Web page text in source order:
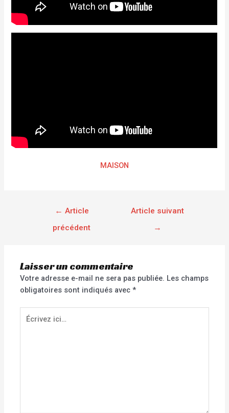
MAISON
← Article
précédent
Article suivant
→
Laisser un commentaire
Votre adresse e-mail ne sera pas publiée. Les champs
obligatoires sont indiqués avec*
Écrivez
ici…